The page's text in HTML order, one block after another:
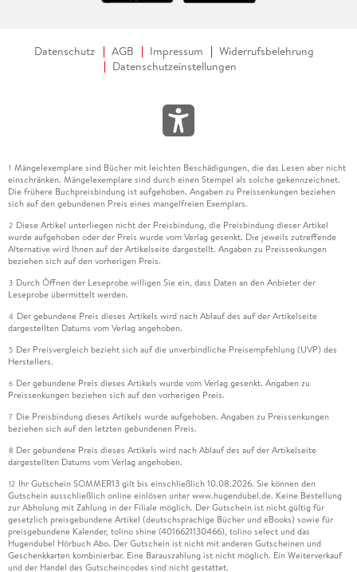
Datenschutz AGB Impressum
Widerrufsbelehrung
Datenschutzeinstellungen
1 Mängelexemplare sind Bücher mit leichten Beschädigungen, die das Lesen aber nicht
einschränken. Mängelexemplare sind durch einen Stempel als solche gekennzeichnet.
Die frühere Buchpreisbindung ist aufgehoben. Angaben zu Preissenkungen beziehen
sich auf den gebundenen Preis eines mangelfreien Exemplars.
2 Diese Artikel unterliegen nicht der Preisbindung, die Preisbindung dieser Artikel
wurde aufgehoben oder der Preis wurde vom Verlag gesenkt. Die jeweils zutreffende
Alternative wird Ihnen auf der Artikelseite dargestellt. Angaben zu Preissenkungen
beziehen sich auf den vorherigen Preis.
3 Durch Öffnen der Leseprobe willigen Sie ein, dass Daten an den Anbieter der
Leseprobe übermittelt werden.
4 Der gebundene Preis dieses Artikels wird nach Ablauf des auf der Artikelseite
dargestellten Datums vom Verlag angehoben.
5 Der Preisvergleich bezieht sich auf die unverbindliche Preisempfehlung (UVP) des
Herstellers.
6 Der gebundene Preis dieses Artikels wurde vom Verlag gesenkt. Angaben zu
Preissenkungen beziehen sich auf den vorherigen Preis.
7 Die Preisbindung dieses Artikels wurde aufgehoben. Angaben zu Preissenkungen
beziehen sich auf den letzten gebundenen Preis.
8 Der gebundene Preis dieses Artikels wird nach Ablauf des auf der Artikelseite
dargestellten Datums vom Verlag angehoben.
12 Ihr Gutschein SOMMER13 gilt bis einschließlich 10.08.2026. Sie können den
Gutschein ausschließlich online einlösen unter www.hugendubel.de. Keine Bestellung
zur Abholung mit Zahlung in der Filiale möglich. Der Gutschein ist nicht gültig für
gesetzlich preisgebundene Artikel (deutschsprachige Bücher und eBooks) sowie für
preisgebundene Kalender, tolino shine (4016621130466), tolino select und das
Hugendubel Hörbuch Abo. Der Gutschein ist nicht mit anderen Gutscheinen und
Geschenkkarten kombinierbar. Eine Barauszahlung ist nicht möglich. Ein Weiterverkauf
und der Handel des Gutscheincodes sind nicht gestattet.